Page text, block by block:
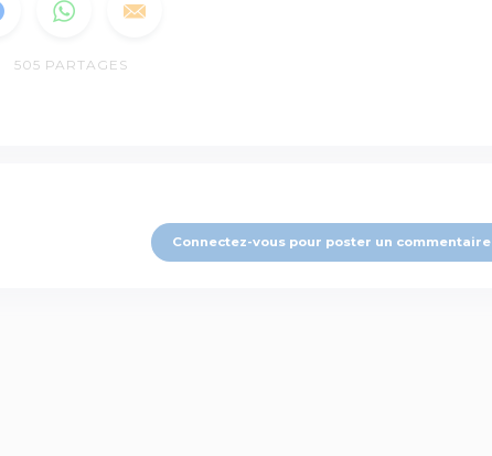
505 PARTAGES
Connectez-vous pour poster un commentaire